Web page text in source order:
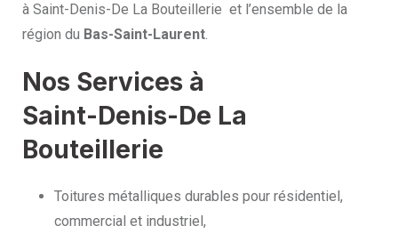
à Saint-Denis-De La Bouteillerie et l’ensemble de la
région du Bas-Saint-Laurent.
Nos Services à
Saint-Denis-De La
Bouteillerie
Toitures métalliques durables pour résidentiel,
commercial et industriel,